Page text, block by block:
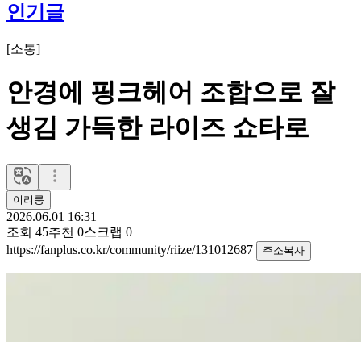
인기글
[소통]
안경에 핑크헤어 조합으로 잘
생김 가득한 라이즈 쇼타로
이리롱
2026.06.01 16:31
조회 45추천 0스크랩 0
https://fanplus.co.kr/community/riize/131012687
주소복사